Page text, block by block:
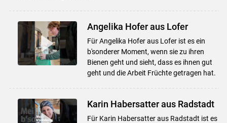
Angelika Hofer aus Lofer
Für Angelika Hofer aus Lofer ist es ein
b'sonderer Moment, wenn sie zu ihren
Bienen geht und sieht, dass es ihnen gut
geht und die Arbeit Früchte getragen hat.
Karin Habersatter aus Radstadt
Für Karin Habersatter aus Radstadt ist es